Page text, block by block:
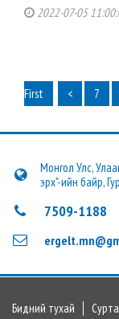
2022-07-05
First
< 7
Монгол Улс,
эрх"-ийн байр,
7509-1188
Бидний тухай